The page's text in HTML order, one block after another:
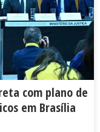
com plano de
em Brasília